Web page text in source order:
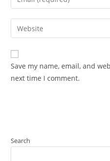
comment
your
email
address
comment
Enter
your
website
URL
(optional)
Save my name, email, and
next time I comment.
Search